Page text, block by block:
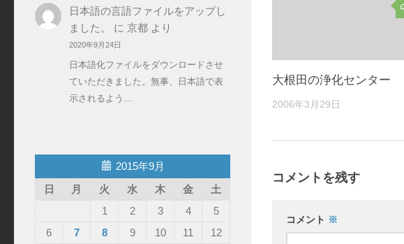
大根田の浄化センター
2006年3月29日
コメントを残す
コメント ※
日本語の言語ファイルをアップし
ました。
に 京都より
2020年9月24日
日本語化ファイルをダウンロードさせ
ていただきました。無事、日本語で表
示されるよう…
2015年9月
日
月 火 水 木 金
土
1
2 3 4
5
6
7 8 9 10 11
12